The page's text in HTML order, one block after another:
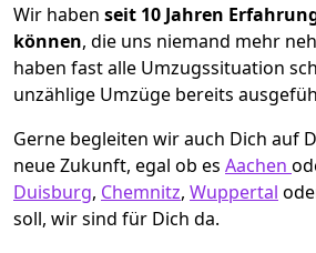
Wir haben seit 10 Jahren
können, die uns niemand mehr
haben fast alle Umzugssituation
unzählige Umzüge bereits
Gerne begleiten wir auch Dich auf
neue Zukunft, egal ob es Aachen
Duisburg, Chemnitz, Wuppertal
soll, wir sind für Dich da.